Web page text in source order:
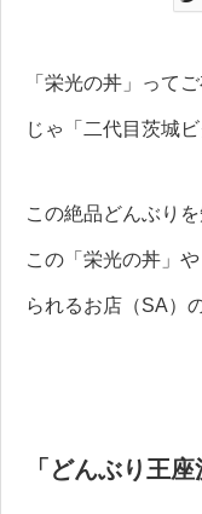
「栄光の丼」って
じゃ「二代目茨城
この絶品どんぶり
この「栄光の丼」
られるお店（SA）
「どんぶり王